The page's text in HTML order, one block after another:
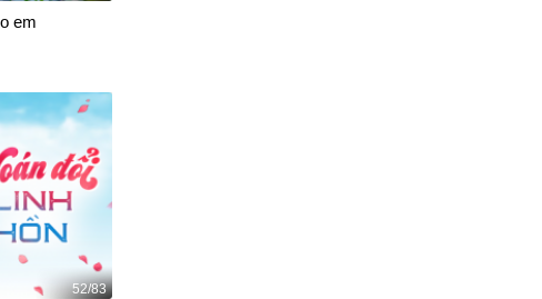
em
52/83